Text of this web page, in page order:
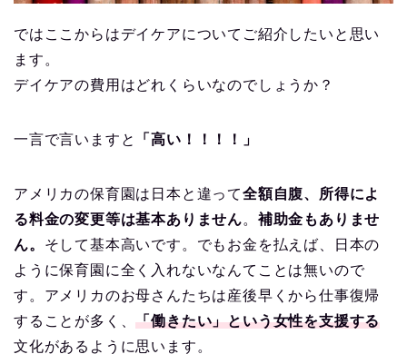
ではここからはデイケアについてご紹介したいと思い
ます。
デイケアの費用はどれくらいなのでしょうか？
一言で言いますと 「高い！！！！」
アメリカの保育園は日本と違って全額自腹、所得によ
る料金の変更等は基本ありません。 補助金もありませ
ん。 そして基本高いです。でもお金を払えば、日本の
ように保育園に全く入れないなんてことは無いので
す。アメリカのお母さんたちは産後早くから仕事復帰
することが多く、「働きたい」という女性を支援する
文化があるように思います。